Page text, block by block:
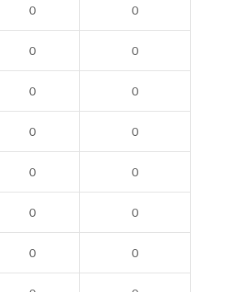
0 0
0 0
0 0
0 0
0 0
0 0
0 0